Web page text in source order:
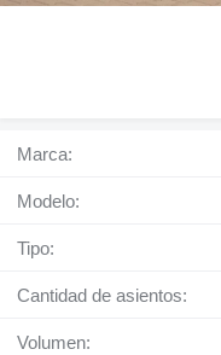
Marca:
Modelo:
Tipo:
Cantidad de asientos:
Volumen: